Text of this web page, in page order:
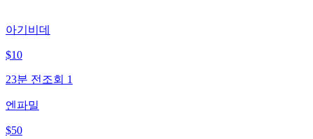
아기비데
$10
23분 전 조회 1
엔파밀
$50